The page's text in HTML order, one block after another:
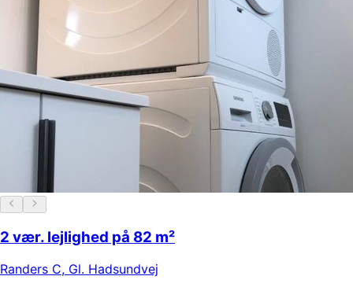
2 vær. lejlighed på 82 m²
Randers C, Gl. Hadsundvej